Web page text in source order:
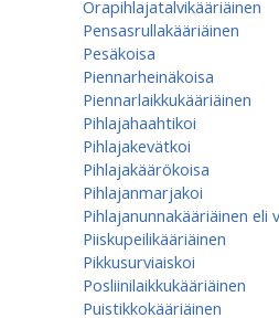
Orapihlajatalvikääriäinen
Pensasrullakääriäinen
Pesäkoisa
Piennarheinäkoisa
Piennarlaikkukääriäinen
Pihlajahaahtikoi
Pihlajakevätkoi
Pihlajakäärökoisa
Pihlajanmarjakoi
Pihlajanunnakääriäinen eli
Piiskupeilikääriäinen
Pikkusurviaiskoi
Posliinilaikkukääriäinen
Puistikkokääriäinen